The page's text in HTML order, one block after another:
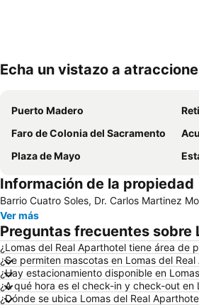
Echa un vistazo a
Puerto Madero
Faro de Colonia del Sacramento
Plaza de Mayo
Información de la propiedad
Barrio Cuatro Soles, Dr. Carlos Martinez
Ver más
Preguntas frecuentes sobre
¿Lomas del Real Aparthotel tiene área de
¿Se permiten mascotas en Lomas del
¿Hay estacionamiento disponible en
¿A qué hora es el check-in y check-out en
¿Dónde se ubica Lomas del Real